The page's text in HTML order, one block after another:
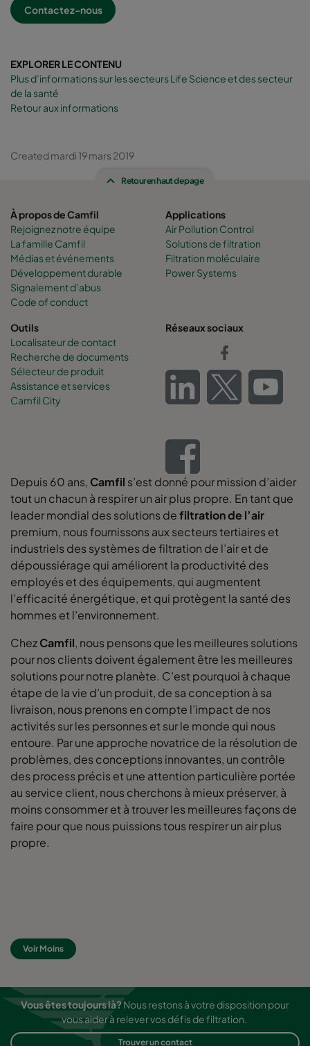
Contactez-nous
EXPLORER LE CONTENU
Plus d’informations sur les secteurs Life Science et des secteur
de la santé
Retour aux informations
Created mardi 19 mars 2019
Retour en haut de page
À propos de Camfil
Rejoignez notre équipe
La famille Camfil
Médias et événements
Développement durable
Signalement d’abus
Code of conduct
Applications
Air Pollution Control
Solutions de filtration
Filtration moléculaire
Power Systems
Outils
Localisateur de contact
Recherche de documents
Sélecteur de produit
Assistance et services
Camfil City
Réseaux sociaux
Depuis 60 ans, Camfil s’est donné pour mission d’aider
tout un chacun à respirer un air plus propre. En tant que
leader mondial des solutions defiltration de l’air
premium, nous fournissons aux secteurs tertiaires et
industriels des systèmes de filtration de l’air et de
dépoussiérage qui améliorent la productivité des
employés et des équipements, qui augmentent
l’efficacité énergétique, et qui protègent la santé des
hommes et l’environnement.
ChezCamfil, nous pensons que les meilleures solutions
pour nos clients doivent également être les meilleures
solutions pour notre planète. C’est pourquoi à chaque
étape de la vie d’un produit, de sa conception à sa
livraison, nous prenons en compte l’impact de nos
activités sur les personnes et sur le monde qui nous
entoure. Par une approche novatrice de la résolution de
problèmes, des conceptions innovantes, un contrôle
des process précis et une attention particulière portée
au service client, nous cherchons à mieux préserver, à
moins consommer et à trouver les meilleures façons de
faire pour que nous puissions tous respirer un air plus
propre.
Voir Moins
Vous êtes toujours là?Nous restons à votre disposition pour
vous aider à relever vos défis de filtration.
Trouver un contact